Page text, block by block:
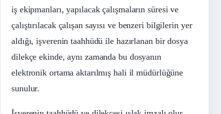
iş ekipmanları, yapılacak çalışmaların süresi ve
çalıştırılacak çalışan sayısı ve benzeri bilgilerin yer
aldığı, işverenin taahhüdü ile hazırlanan bir dosya
dilekçe ekinde, aynı zamanda bu dosyanın
elektronik ortama aktarılmış hali il müdürlüğüne
sunulur.